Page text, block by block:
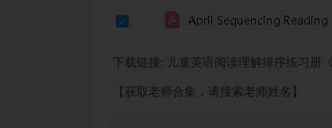
下载链接: 儿童英语阅读理解排序练习册
【获取老师合集，请搜索老师姓名】